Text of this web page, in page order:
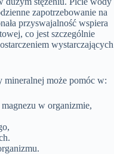
zapotrzebowanie na
przyswajalność wspiera
co jest szczególnie
wystarczających
może pomóc w:
w organizmie,